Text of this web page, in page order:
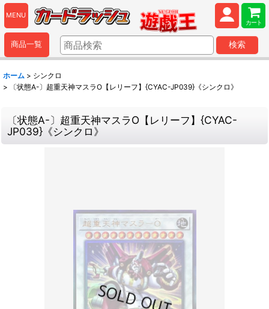
MENU
カート
商品一覧 検索
ホーム > シンクロ
>
〔状態A-〕超重天神マスラO【レリーフ】{CYAC-JP039}《シンクロ》
〔状態A-〕超重天神マスラO【レリーフ】{CYAC-
JP039}《シンクロ》